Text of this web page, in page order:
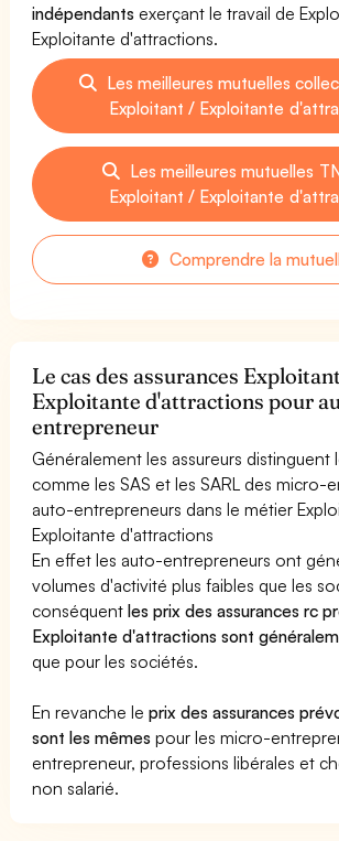
indépendants exerçant le travail de
Exploitante d'attractions.
Les meilleures mutuelles
Exploitant / Exploitante
Les meilleures mutuelles
Exploitant / Exploitante
Comprendre la
Le cas des assurances
Exploitante d'attractions pour
entrepreneur
Généralement les assureurs distinguent
comme les SAS et les SARL des micro-
auto-entrepreneurs dans le métier
Exploitante d'attractions
En effet les auto-entrepreneurs ont
volumes d'activité plus faibles que les
conséquentles prix des assurances rc
Exploitante d'attractions sont
que pour les sociétés.
En revanche leprix des assurances
sont les mêmes pour les micro-
entrepreneur, professions libérales et
non salarié.